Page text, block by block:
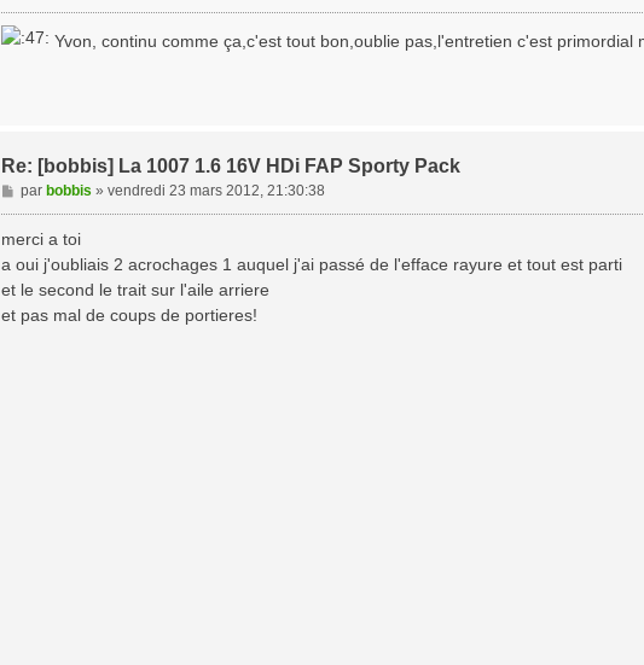
e
s
Yvon, continu comme ça,c'est tout bon,oublie pas,l'entretien c'est
Re: [bobbis] La 1007 1.6 16V HDi FAP Sporty Pack
M
e
s
g
e
par bobbis » vendredi 23 mars 2012, 21:30:38
merci a toi
a oui j'oubliais 2 acrochages 1 auquel j'ai passé de l'efface rayure et tout est parti
et le second le trait sur l'aile arriere
et pas mal de coups de portieres!